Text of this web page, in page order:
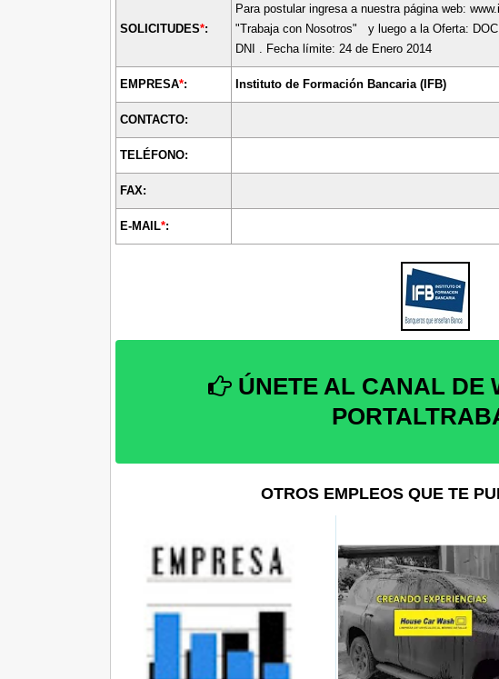
SOLICITUDES*:
Para postular ingresa a nuestra página web:
"Trabaja con Nosotros" y luego a la Oferta:
DNI . Fecha límite: 24 de Enero 2014
EMPRESA*: Instituto de Formación Bancaria (IFB)
CONTACTO:
TELÉFONO:
FAX:
E-MAIL*:
ÚNETE AL CANAL DE
OTROS EMPLEOS QUE TE